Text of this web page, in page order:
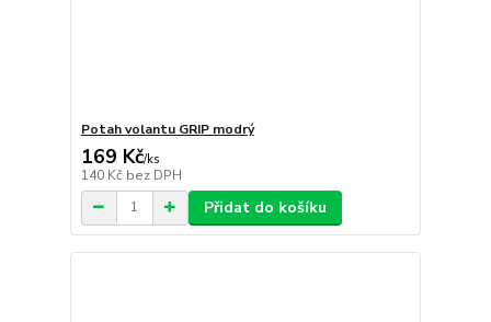
Potah volantu GRIP modrý
169 Kč/ks
140 Kč bez DPH
Přidat do košíku